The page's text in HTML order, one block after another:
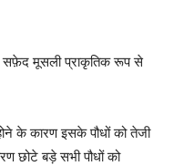
सफ़ेद मूसली प्राकृतिक रूप से
के कारण इसके पौधों को तेजी
छोटे बड़े सभी पौधों को